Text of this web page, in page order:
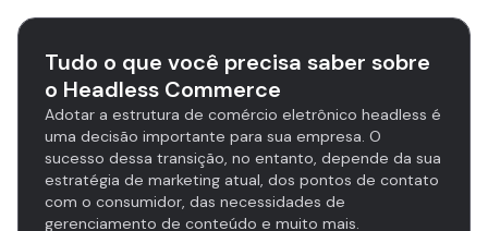
Tudo o que você precisa saber sobre
o Headless Commerce
Adotar a estrutura de comércio eletrônico headless é
uma decisão importante para sua empresa. O
sucesso dessa transição, no entanto, depende da sua
estratégia de marketing atual, dos pontos de contato
com o consumidor, das necessidades de
gerenciamento de conteúdo e muito mais.